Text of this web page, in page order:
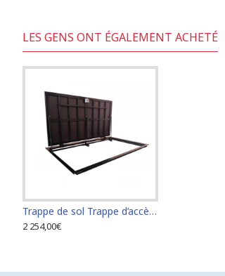
LES GENS ONT ÉGALEMENT ACHETÉ
Trappe de sol Trappe d’accès Trappe de visite 90 cm x 270 cm "H"
2 254,00€
1 748,00€